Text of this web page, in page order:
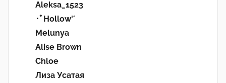
Aleksa_1523
･ﾟHollow'°
Melunya
Alise Brown
Chloe
Лиза Усатая